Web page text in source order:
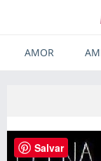
AMOR
Salvar